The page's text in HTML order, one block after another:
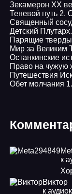
Зекамерон XX
Теневой путь 2.
Священный
Детский
Парящие
Мир за Великим
Останкинские
Право на чужую
Путешествия
Обет молчания
к
Виктор
к